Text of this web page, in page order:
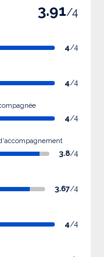
3.91/4
4/4
4/4
4/4
3.8/4
3.67/4
4/4